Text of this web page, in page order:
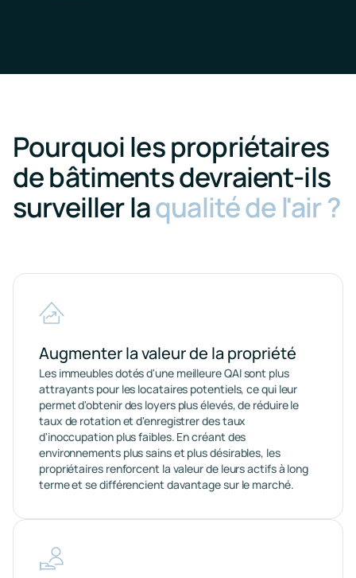
Pourquoi les propriétaires
de bâtiments devraient-ils
surveiller laqualité de l'air ?
Augmenter la valeur de la propriété
Les immeubles dotés d'une meilleure QAI sont plus
attrayants pour les locataires potentiels, ce qui leur
permet d'obtenir des loyers plus élevés, de réduire le
taux de rotation et d'enregistrer des taux
d'inoccupation plus faibles. En créant des
environnements plus sains et plus désirables, les
propriétaires renforcent la valeur de leurs actifs à long
terme et se différencient davantage sur le marché.